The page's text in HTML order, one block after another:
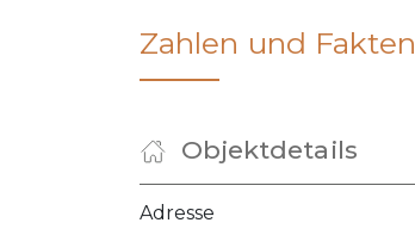
Zahlen und Fakten
Objektdetails
Adresse